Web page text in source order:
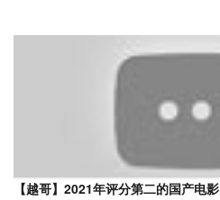
【越哥】2021年评分第二的国产电影